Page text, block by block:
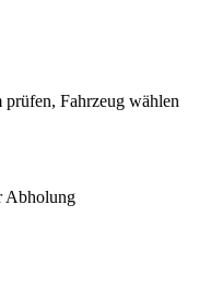
Fahrzeug wählen
Abholung